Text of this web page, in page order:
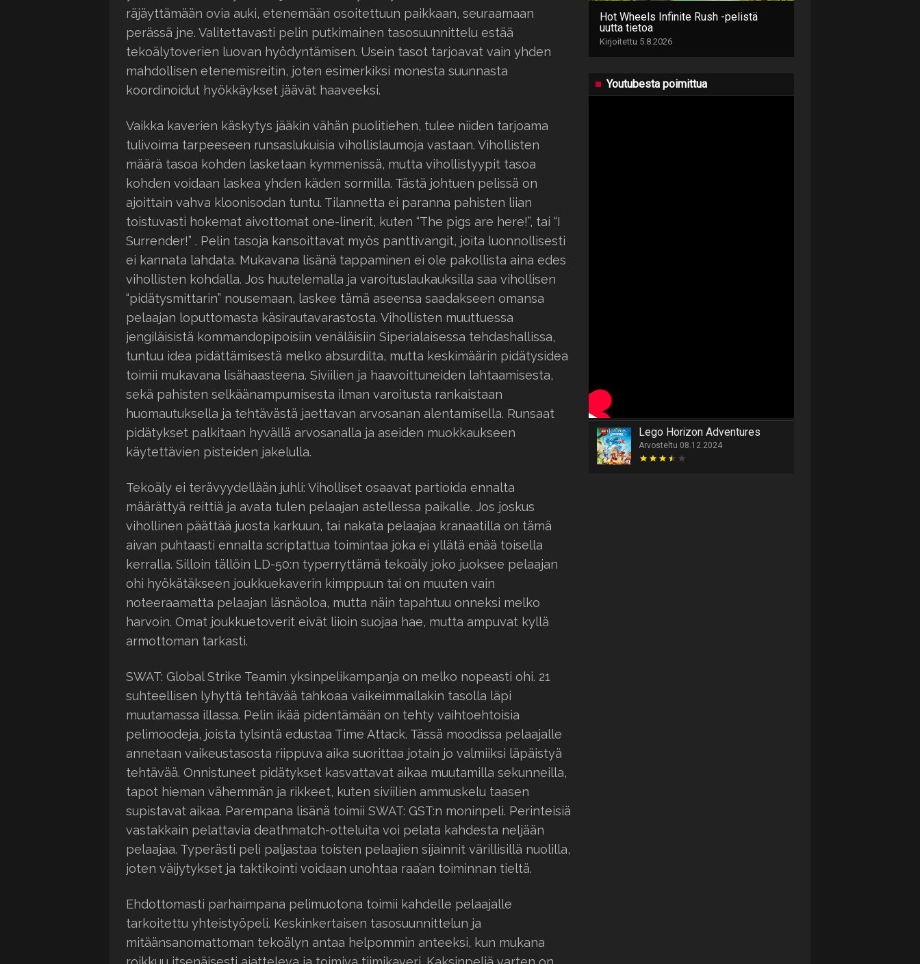
räjäyttämään ovia auki, etenemään osoitettuun paikkaan, seuraamaan
perässä jne. Valitettavasti pelin putkimainen tasosuunnittelu estää
tekoälytoverien luovan hyödyntämisen. Usein tasot tarjoavat vain yhden
mahdollisen etenemisreitin, joten esimerkiksi monesta suunnasta
koordinoidut hyökkäykset jäävät haaveeksi.
Vaikka kaverien käskytys jääkin vähän puolitiehen, tulee niiden tarjoama
tulivoima tarpeeseen runsaslukuisia vihollislaumoja vastaan. Vihollisten
määrä tasoa kohden lasketaan kymmenissä, mutta vihollistyypit tasoa
kohden voidaan laskea yhden käden sormilla. Tästä johtuen pelissä on
ajoittain vahva kloonisodan tuntu. Tilannetta ei paranna pahisten liian
toistuvasti hokemat aivottomat one-linerit, kuten “The pigs are here!”, tai “I
Surrender!” . Pelin tasoja kansoittavat myös panttivangit, joita luonnollisesti
ei kannata lahdata. Mukavana lisänä tappaminen ei ole pakollista aina edes
vihollisten kohdalla. Jos huutelemalla ja varoituslaukauksilla saa vihollisen
“pidätysmittarin” nousemaan, laskee tämä aseensa saadakseen omansa
pelaajan loputtomasta käsirautavarastosta. Vihollisten muuttuessa
jengiläisistä kommandopipoisiin venäläisiin Siperialaisessa tehdashallissa,
tuntuu idea pidättämisestä melko absurdilta, mutta keskimäärin pidätysidea
toimii mukavana lisähaasteena. Siviilien ja haavoittuneiden lahtaamisesta,
sekä pahisten selkäänampumisesta ilman varoitusta rankaistaan
huomautuksella ja tehtävästä jaettavan arvosanan alentamisella. Runsaat
pidätykset palkitaan hyvällä arvosanalla ja aseiden muokkaukseen
käytettävien pisteiden jakelulla.
Tekoäly ei terävyydellään juhli: Viholliset osaavat partioida ennalta
määrättyä reittiä ja avata tulen pelaajan astellessa paikalle. Jos joskus
vihollinen päättää juosta karkuun, tai nakata pelaajaa kranaatilla on tämä
aivan puhtaasti ennalta scriptattua toimintaa joka ei yllätä enää toisella
kerralla. Silloin tällöin LD-50:n typerryttämä tekoäly joko juoksee pelaajan
ohi hyökätäkseen joukkuekaverin kimppuun tai on muuten vain
noteeraamatta pelaajan läsnäoloa, mutta näin tapahtuu onneksi melko
harvoin. Omat joukkuetoverit eivät liioin suojaa hae, mutta ampuvat kyllä
armottoman tarkasti.
SWAT: Global Strike Teamin yksinpelikampanja on melko nopeasti ohi. 21
suhteellisen lyhyttä tehtävää tahkoaa vaikeimmallakin tasolla läpi
muutamassa illassa. Pelin ikää pidentämään on tehty vaihtoehtoisia
pelimoodeja, joista tylsintä edustaa Time Attack. Tässä moodissa pelaajalle
annetaan vaikeustasosta riippuva aika suorittaa jotain jo valmiiksi läpäistyä
tehtävää. Onnistuneet pidätykset kasvattavat aikaa muutamilla sekunneilla,
tapot hieman vähemmän ja rikkeet, kuten siviilien ammuskelu taasen
supistavat aikaa. Parempana lisänä toimii SWAT: GST:n moninpeli. Perinteisiä
vastakkain pelattavia deathmatch-otteluita voi pelata kahdesta neljään
pelaajaa. Typerästi peli paljastaa toisten pelaajien sijainnit värillisillä nuolilla,
joten väijytykset ja taktikointi voidaan unohtaa raa’an toiminnan tieltä.
Ehdottomasti parhaimpana pelimuotona toimii kahdelle pelaajalle
tarkoitettu yhteistyöpeli. Keskinkertaisen tasosuunnittelun ja
mitäänsanomattoman tekoälyn antaa helpommin anteeksi, kun mukana
Hot Wheels Infinite Rush -pelistä
uutta tietoa
Kirjoitettu 5.8.2026
Youtubesta poimittua
Lego Horizon Adventures
Arvosteltu 08.12.2024